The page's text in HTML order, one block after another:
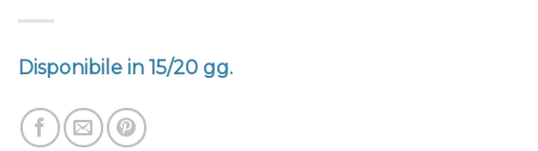
Disponibile in 15/20 gg.